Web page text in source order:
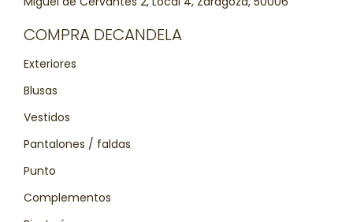
COMPRA DECANDELA
Exteriores
Blusas
Vestidos
Pantalones / faldas
Punto
Complementos